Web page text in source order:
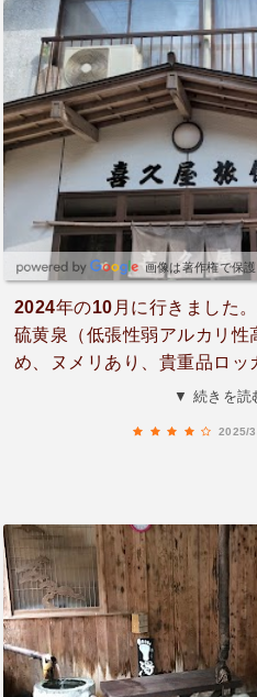
画像は著作権で保
2024年の10月に行きました
硫黄泉（低張性弱アルカリ性
め、ヌメリあり、貴重品ロッ
ニティー類なし、個人的に雰
▼ 続きを読
2025/